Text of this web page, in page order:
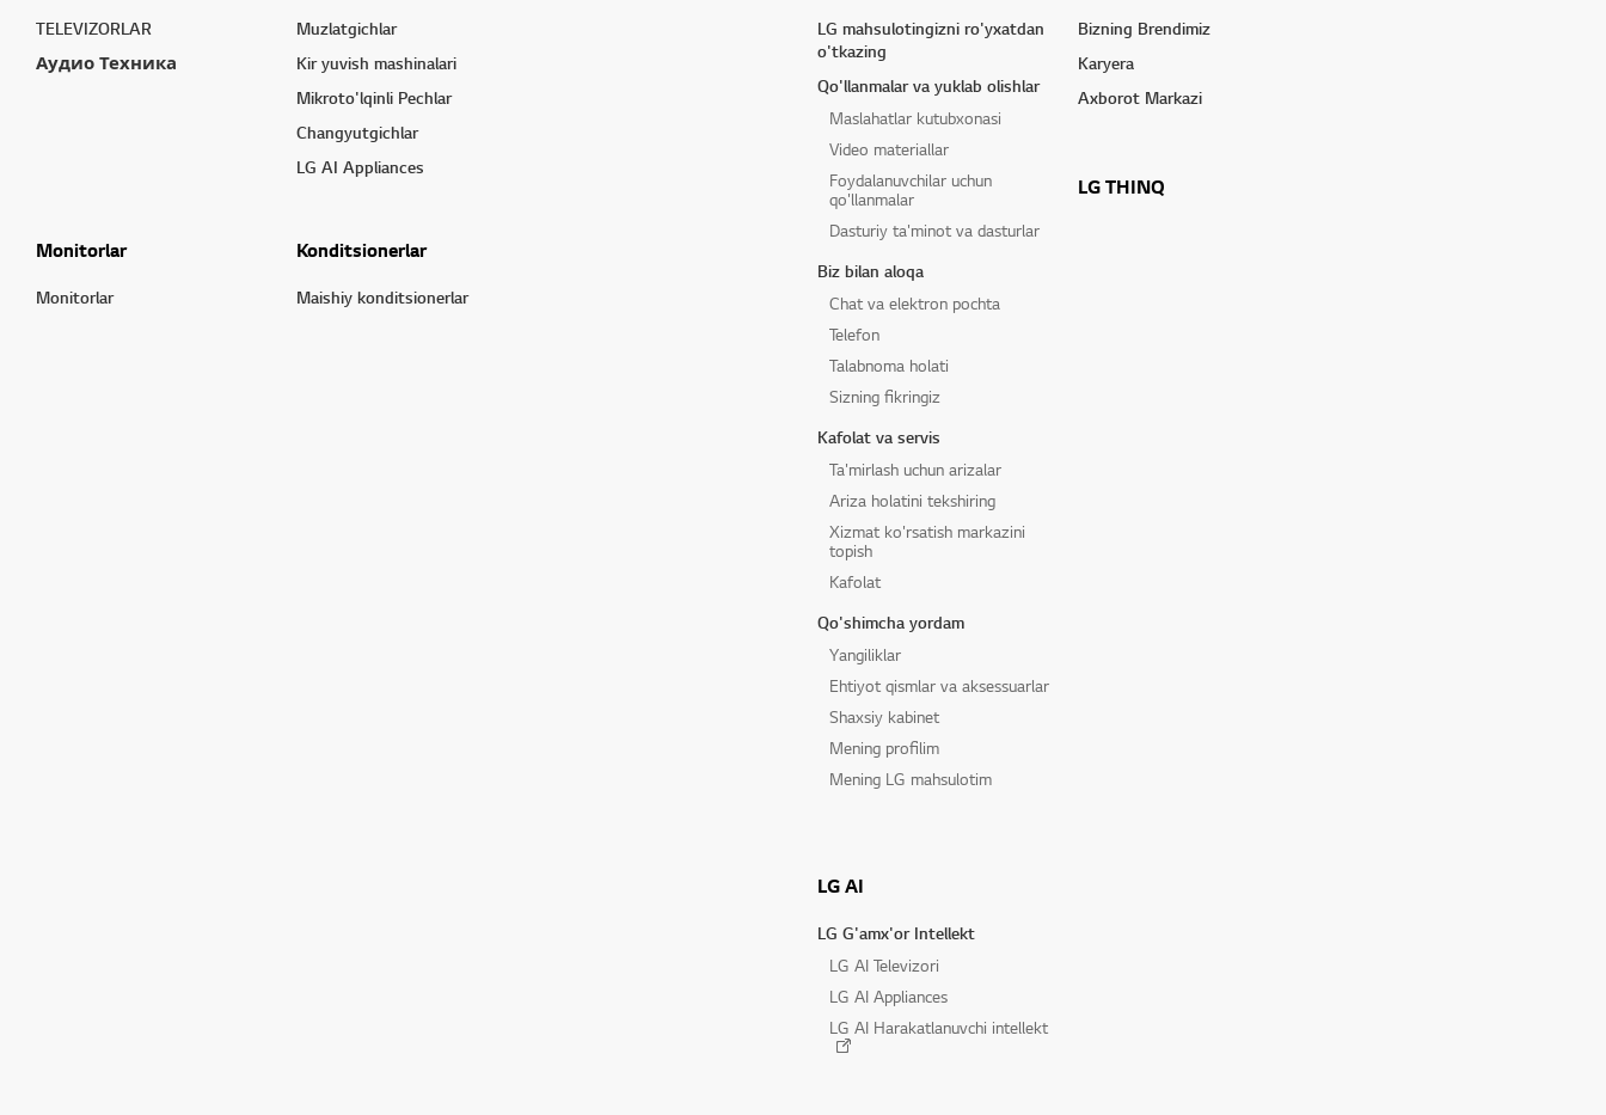
TELEVIZORLAR
Аудио Техника
Muzlatgichlar
Kir yuvish mashinalari
Mikroto'lqinli Pechlar
Changyutgichlar
LG AI Appliances
Monitorlar
Monitorlar
Konditsionerlar
Maishiy konditsionerlar
LG mahsulotingizni ro'yxatdan
o'tkazing
Qo'llanmalar va yuklab olishlar
Maslahatlar kutubxonasi
Video materiallar
Foydalanuvchilar uchun
qo'llanmalar
Dasturiy ta'minot va dasturlar
Biz bilan aloqa
Chat va elektron pochta
Telefon
Talabnoma holati
Sizning fikringiz
Kafolat va servis
Ta'mirlash uchun arizalar
Ariza holatini tekshiring
Xizmat ko'rsatish markazini
topish
Kafolat
Qo'shimcha yordam
Yangiliklar
Ehtiyot qismlar va aksessuarlar
Shaxsiy kabinet
Mening profilim
Mening LG mahsulotim
LG AI
LG G'amx'or Intellekt
LG AI Televizori
LG AI Appliances
LG AI Harakatlanuvchi intellekt
Bizning Brendimiz
Karyera
Axborot Markazi
LG THINQ